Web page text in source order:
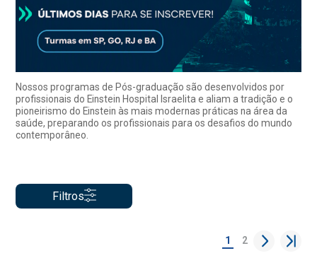
Nossos programas de Pós-graduação são desenvolvidos por
profissionais do Einstein Hospital Israelita e aliam a tradição e o
pioneirismo do Einstein às mais modernas práticas na área da
saúde, preparando os profissionais para os desafios do mundo
contemporâneo.
Filtros
1 2